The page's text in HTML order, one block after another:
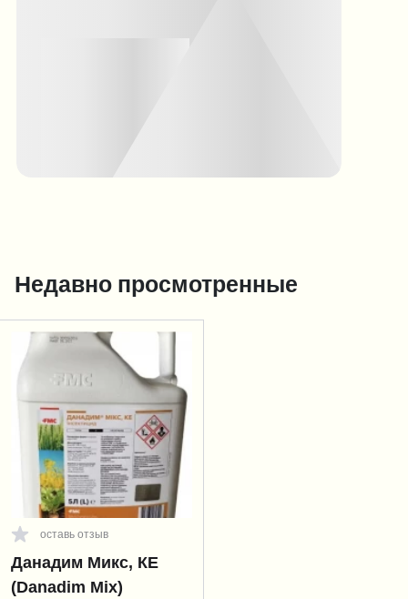
Недавно просмотренные
оставь отзыв
Данадим Микс, КЕ
(Danadim Mix)